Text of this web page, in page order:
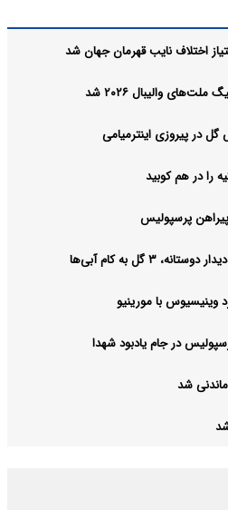
اختلاف نایب قهرمان جهان شد
والیبال ۲۰۲۶ شد
پیروزی اینترمیامی
پرسپولیس
۳ گل به کام آبی‌ها
وینیسیوس با مورینیو
در جام یادبود شهدا
شد